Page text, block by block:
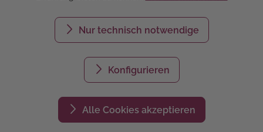
Nur technisch notwendige
Konfigurieren
Alle Cookies akzeptieren